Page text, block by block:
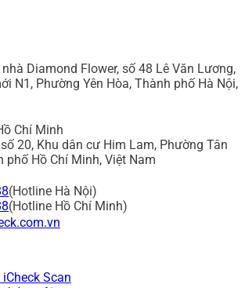
Diamond Flower, số 48 Lê Văn Lương,
N1, Phường Yên Hòa, Thành phố Hà Nội,
Chí Minh
20, Khu dân cư Him Lam, Phường Tân
phố Hồ Chí Minh, Việt Nam
(Hotline Hà Nội)
(Hotline Hồ Chí Minh)
Scan